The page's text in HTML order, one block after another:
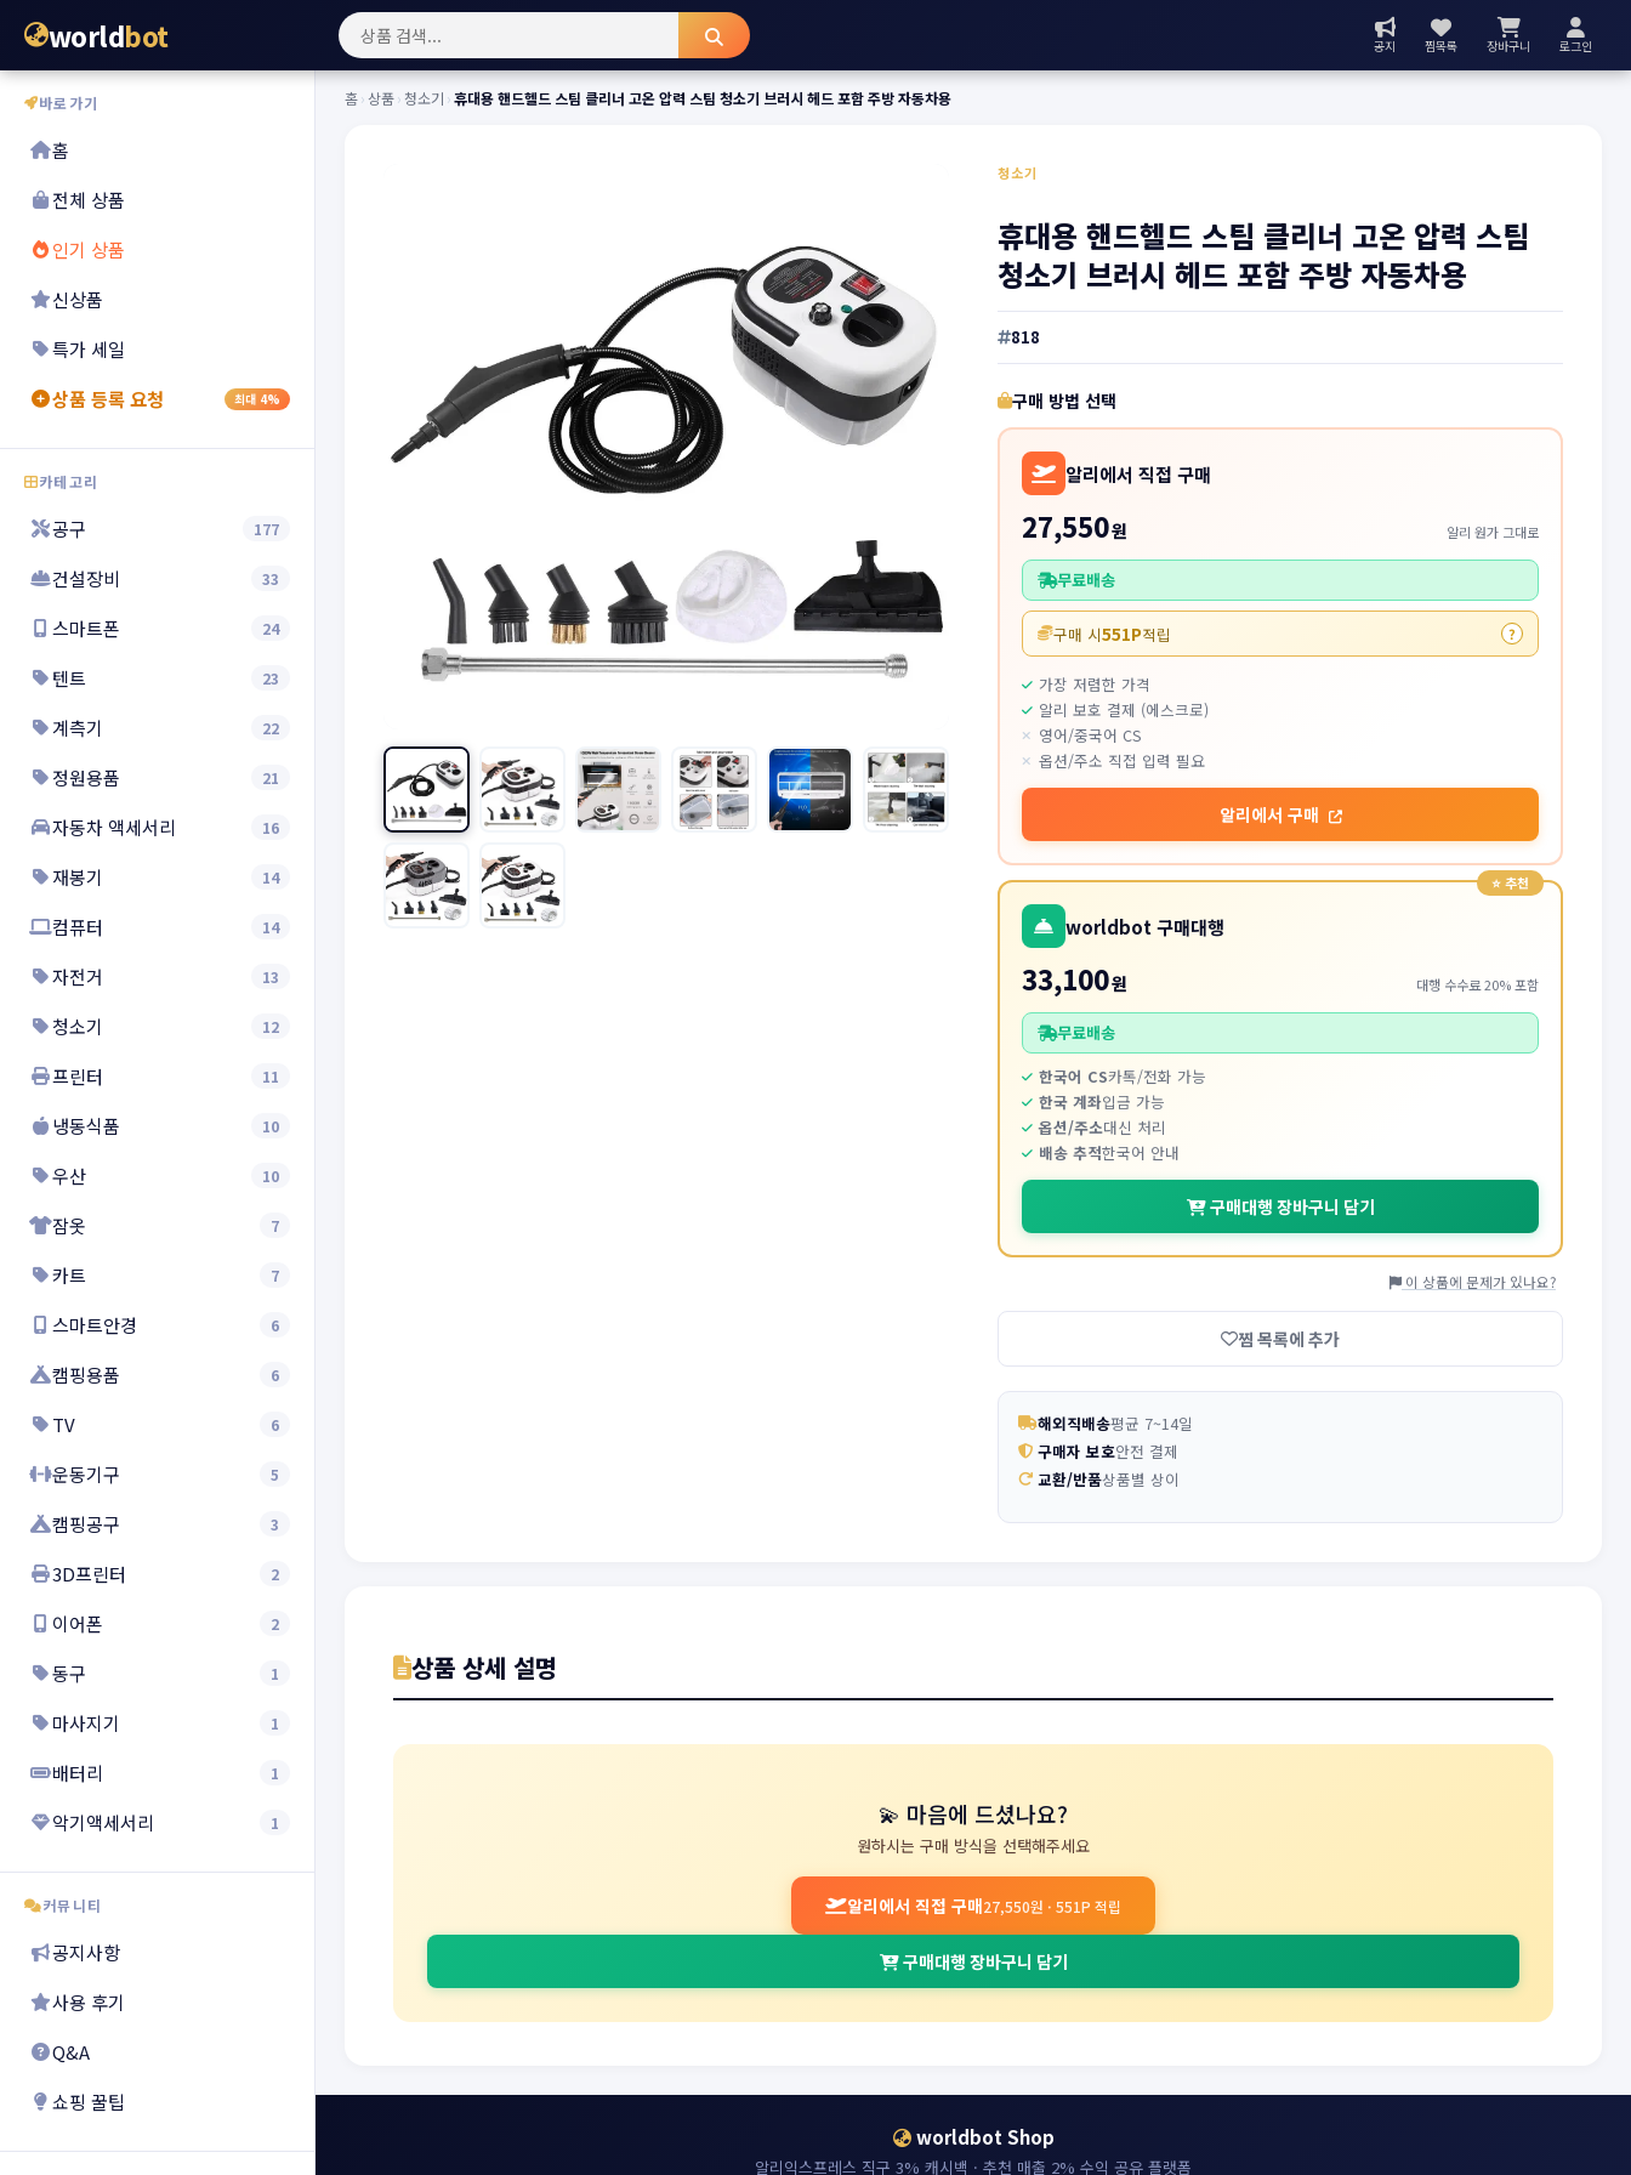
worldbot 공지 찜목록 장바구니 로그인
바로가기
홈
전체 상품
인기 상품
신상품
특가 세일
상품 등록 요청
최대 4%
카테고리
공구 177
건설장비 33
스마트폰 24
텐트 23
계측기 22
정원용품 21
자동차 액세서리 16
재봉기 14
컴퓨터 14
자전거 13
청소기 12
프린터 11
냉동식품 10
우산 10
잠옷 7
카트 7
스마트안경 6
캠핑용품 6
TV 6
운동기구 5
캠핑공구 3
3D프린터 2
이어폰 2
동구 1
마사지기 1
배터리 1
악기액세서리 1
커뮤니티
공지사항
사용 후기
Q&A
쇼핑 꿀팁
홈›상품› 청소기 ›휴대용 핸드헬드 스팀 클리너 고온 압력 스팀 청소기 브러시 헤드 포함 주방 자동차용
청소기
휴대용 핸드헬드 스팀 클리너 고온 압력 스팀
청소기 브러시 헤드 포함 주방 자동차용
818
구매 방법 선택
알리에서 직접 구매
27,550원 알리 원가 그대로
무료배송
구매 시551P적립 ?
가장 저렴한 가격
알리 보호 결제 (에스크로)
영어/중국어 CS
옵션/주소 직접 입력 필요
알리에서 구매
worldbot 구매대행
33,100원 대행 수수료 20% 포함
무료배송
한국어 CS카톡/전화 가능
한국 계좌입금 가능
옵션/주소대신 처리
배송 추적한국어 안내
구매대행 장바구니 담기
이 상품에 문제가 있나요?
찜 목록에 추가
해외직배송평균 7~14일
구매자 보호안전 결제
교환/반품상품별 상이
상품 상세 설명
💫 마음에 드셨나요?
원하시는 구매 방식을 선택해주세요
알리에서 직접 구매27,550원 · 551P 적립
구매대행 장바구니 담기
worldbot Shop
알리익스프레스 직구 3% 캐시백 · 추천 매출 2% 수익 공유 플랫폼